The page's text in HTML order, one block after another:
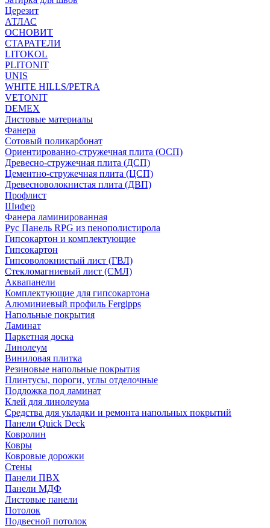
Церезит
АТЛАС
ОСНОВИТ
СТАРАТЕЛИ
LITOKOL
PLITONIT
UNIS
WHITE HILLS/PETRA
VETONIT
DEMEX
Листовые материалы
Фанера
Сотовый поликарбонат
Ориентированно-стружечная плита (ОСП)
Древесно-стружечная плита (ДСП)
Цементно-стружечная плита (ЦСП)
Древесноволокнистая плита (ДВП)
Профлист
Шифер
Фанера ламинированная
Рус Панель RPG из пенополистирола
Гипсокартон и комплектующие
Гипсокартон
Гипсоволокнистый лист (ГВЛ)
Стекломагниевый лист (СМЛ)
Аквапанели
Комплектующие для гипсокартона
Алюминиевый профиль Fergipps
Напольные покрытия
Ламинат
Паркетная доска
Линолеум
Виниловая плитка
Резиновые напольные покрытия
Плинтусы, пороги, углы отделочные
Подложка под ламинат
Клей для линолеума
Средства для укладки и ремонта напольных покрытий
Панели Quick Deck
Ковролин
Ковры
Ковровые дорожки
Стены
Панели ПВХ
Панели МДФ
Листовые панели
Потолок
Подвесной потолок